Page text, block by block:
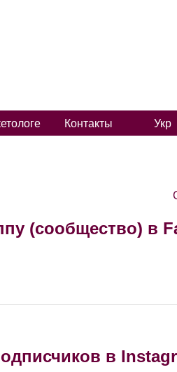
Контакты Укр
(сообщество) в
в